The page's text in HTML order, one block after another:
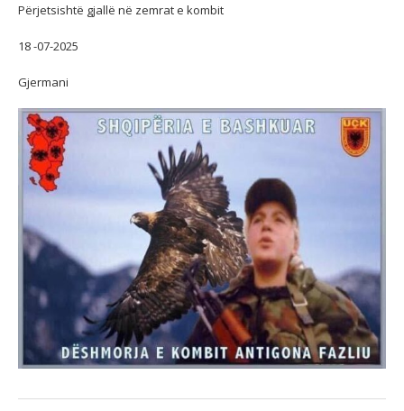
Përjetsishtë gjallë në zemrat e kombit
18 -07-2025
Gjermani